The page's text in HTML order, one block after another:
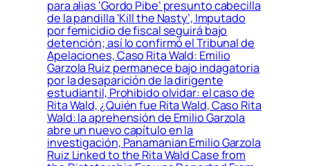
para alias ‘Gordo Pibe’ presunto cabecilla
de la pandilla ‘Kill the Nasty’, Imputado
por femicidio de fiscal seguirá bajo
detención; así lo confirmó el Tribunal de
Apelaciones, Caso Rita Wald: Emilio
Garzola Ruiz permanece bajo indagatoria
por la desaparición de la dirigente
estudiantil, Prohibido olvidar: el caso de
Rita Wald, ¿Quién fue Rita Wald, Caso Rita
Wald: la aprehensión de Emilio Garzola
abre un nuevo capítulo en la
investigación, Panamanian Emilio Garzola
Ruiz Linked to the Rita Wald Case from